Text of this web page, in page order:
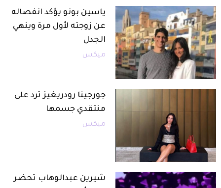
ياسين بونو يؤكد انفصاله
عن زوجته لأول مرة وينهي
الجدل
ميكس
جورجينا رودريغيز ترد على
منتقدي جسمها
ميكس
شيرين عبدالوهاب تحضر